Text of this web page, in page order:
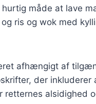
måde at lave
ris og wok med
afhængigt af
der inkluderer
retternes alsidighed